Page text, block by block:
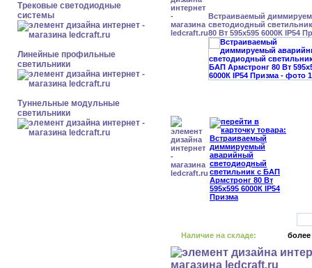
Трековые светодиодные
системы
Линейные профильные
светильники
Туннельные модульные
светильники
Встраиваемый
светодиодный
80 Вт 595x595 6000К IP54
Наличие на складе: более